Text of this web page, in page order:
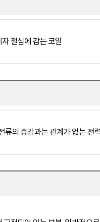
철심에 감는 코일
류의 증감과는 관계가 없는 전